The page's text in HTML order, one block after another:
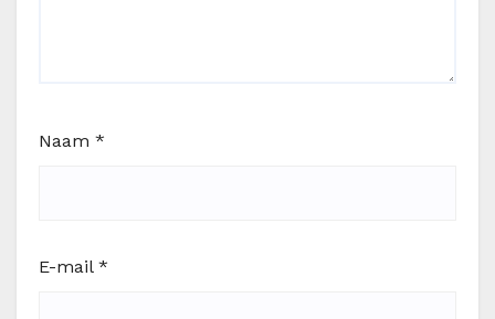
Naam *
E-mail *